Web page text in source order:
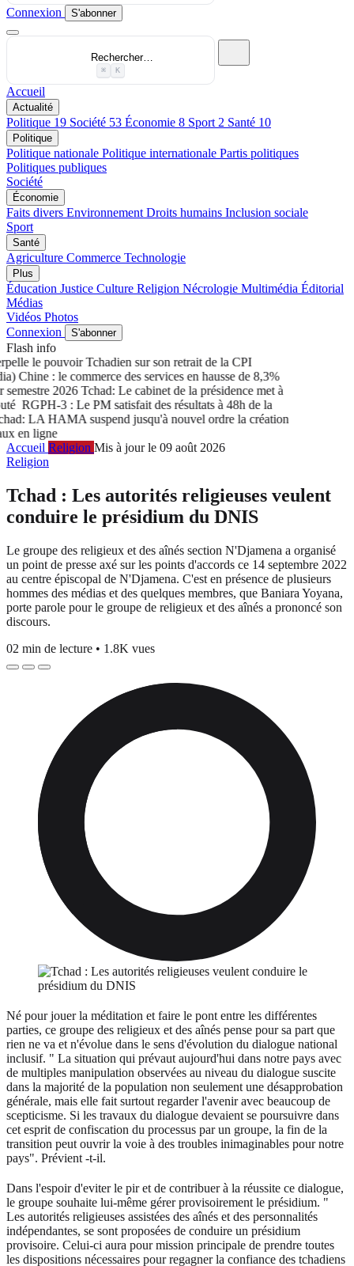
Connexion S'abonner
Rechercher…
⌘ K
Accueil
Actualité
Politique 19 Société 53 Économie 8 Sport 2 Santé 10
Politique
Politique nationale Politique internationale Partis politiques
Politiques publiques
Société
Économie
Faits divers Environnement Droits humains Inclusion sociale
Sport
Santé
Agriculture Commerce Technologie
Plus
Éducation Justice Culture Religion Nécrologie Multimédia Éditorial
Médias
Vidéos Photos
Connexion
S'abonner
Flash info
le pouvoir Tchadien sur son retrait de la CPI
Chine : le commerce des services en hausse de 8,3%
2026Tchad: Le cabinet de la présidence met à
RGPH-3 : Le PM satisfait des résultats à 48h de la
LA HAMA suspend jusqu'à nouvel ordre la création
en ligne
Accueil Religion Mis à jour le 09 août 2026
Religion
Tchad : Les autorités religieuses veulent
conduire le présidium du DNIS
Le groupe des religieux et des aînés section N'Djamena a organisé
un point de presse axé sur les points d'accords ce 14 septembre 2022
au centre épiscopal de N'Djamena. C'est en présence de plusieurs
hommes des médias et des quelques membres, que Baniara Yoyana,
porte parole pour le groupe de religieux et des aînés a prononcé son
discours.
02 min de lecture • 1.8K vues
Né pour jouer la méditation et faire le pont entre les différentes
parties, ce groupe des religieux et des aînés pense pour sa part que
rien ne va et n'évolue dans le sens d'évolution du dialogue national
inclusif. " La situation qui prévaut aujourd'hui dans notre pays avec
de multiples manipulation observées au niveau du dialogue suscite
dans la majorité de la population non seulement une désapprobation
générale, mais elle fait surtout regarder l'avenir avec beaucoup de
scepticisme. Si les travaux du dialogue devaient se poursuivre dans
cet esprit de confiscation du processus par un groupe, la fin de la
transition peut ouvrir la voie à des troubles inimaginables pour notre
pays". Prévient -t-il.
Dans l'espoir d'eviter le pir et de contribuer à la réussite ce dialogue,
le groupe souhaite lui-même gérer provisoirement le présidium. "
Les autorités religieuses assistées des aînés et des personnalités
indépendantes, se sont proposées de conduire un présidium
provisoire. Celui-ci aura pour mission principale de prendre toutes
les dispositions nécessaires pour regagner la confiance des tchadiens